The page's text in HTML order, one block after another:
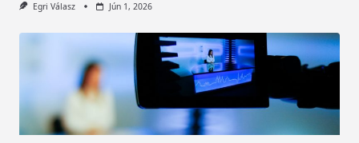
Egri Válasz Jún 1, 2026